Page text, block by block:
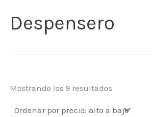
Despensero
Mostrando los 9 resultados